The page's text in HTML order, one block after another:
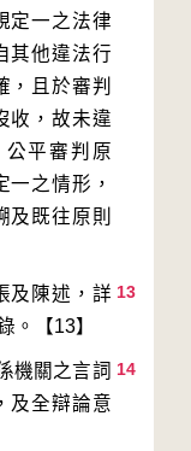
定一之法律
其他違法行
，且於審判
收，故未違
平審判原
一之情形，
及既往原則
13
及陳述，詳
14
及全辯論意